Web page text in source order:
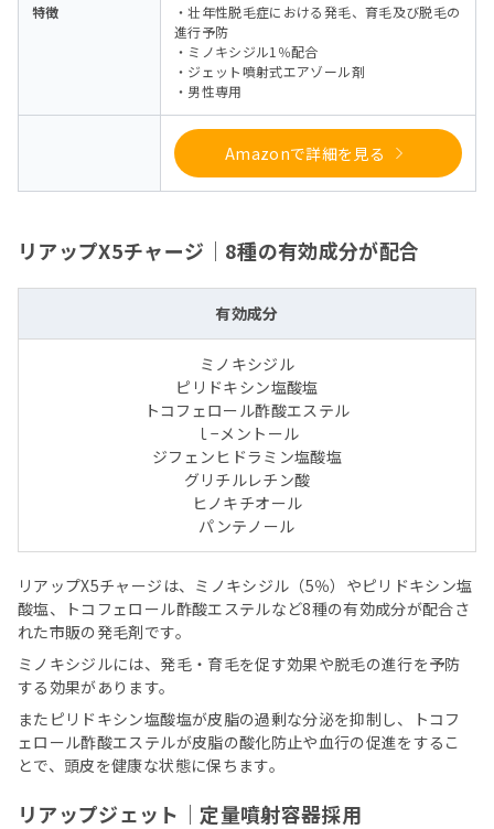
特徴
・壮年性脱毛症における発毛、育毛及び脱毛の
進行予防
・ミノキシジル1％配合
・ジェット噴射式エアゾール剤
・男性専用
Amazonで詳細を見る
リアップX5チャージ｜8種の有効成分が配合
有効成分
ミノキシジル
ピリドキシン塩酸塩
トコフェロール酢酸エステル
ｌ−メントール
ジフェンヒドラミン塩酸塩
グリチルレチン酸
ヒノキチオール
パンテノール
リアップX5チャージは、ミノキシジル（5％）やピリドキシン塩
酸塩、トコフェロール酢酸エステルなど8種の有効成分が配合さ
れた市販の発毛剤です。
ミノキシジルには、発毛・育毛を促す効果や脱毛の進行を予防
する効果があります。
またピリドキシン塩酸塩が皮脂の過剰な分泌を抑制し、トコフ
ェロール酢酸エステルが皮脂の酸化防止や血行の促進をするこ
とで、頭皮を健康な状態に保ちます。
リアップジェット｜定量噴射容器採用